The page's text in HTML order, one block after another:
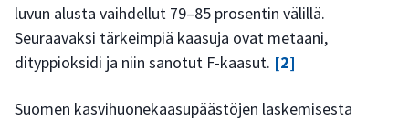
luvun alusta vaihdellut 79–85 prosentin välillä.
Seuraavaksi tärkeimpiä kaasuja ovat metaani,
dityppioksidi ja niin sanotut F-kaasut. [2]
Suomen kasvihuonekaasupäästöjen laskemisesta